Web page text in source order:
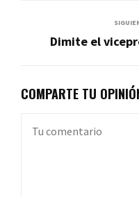
Dimite el
COMPARTE TU